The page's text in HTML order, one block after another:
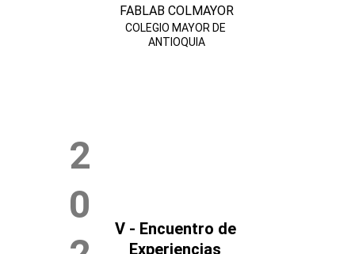
FABLAB COLMAYOR
COLEGIO MAYOR DE
ANTIOQUIA
V - Encuentro de
Experiencias
2
0